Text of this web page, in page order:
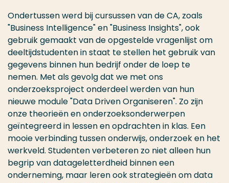
Ondertussen werd bij cursussen van de CA, zoals
"Business Intelligence" en "Business Insights", ook
gebruik gemaakt van de opgestelde vragenlijst om
deeltijdstudenten in staat te stellen het gebruik van
gegevens binnen hun bedrijf onder de loep te
nemen. Met als gevolg dat we met ons
onderzoeksproject onderdeel werden van hun
nieuwe module "Data Driven Organiseren". Zo zijn
onze theorieën en onderzoeksonderwerpen
geïntegreerd in lessen en opdrachten in klas. Een
mooie verbinding tussen onderwijs, onderzoek en het
werkveld. Studenten verbeteren zo niet alleen hun
begrip van datageletterdheid binnen een
onderneming, maar leren ook strategieën om data